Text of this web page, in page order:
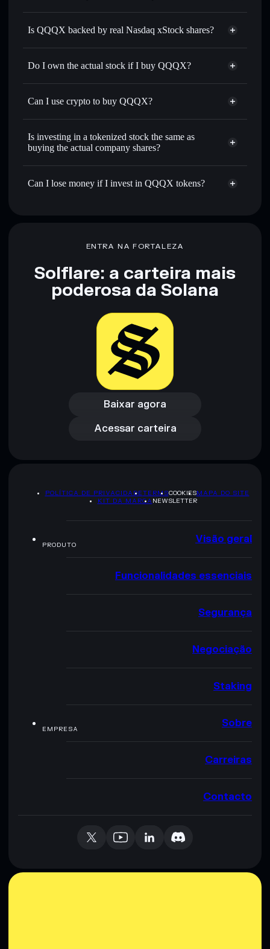
Is QQQX backed by real Nasdaq xStock shares?
Do I own the actual stock if I buy QQQX?
Can I use crypto to buy QQQX?
Is investing in a tokenized stock the same as
buying the actual company shares?
Can I lose money if I invest in QQQX tokens?
ENTRA NA FORTALEZA
Solflare: a carteira mais
poderosa da Solana
Baixar agora
Baixar agora
Acessar carteira
Acessar carteira
POLÍTICA DE PRIVACIDADETERMSCOOKIESMAPA DO SITE
KIT DA MARCA NEWSLETTER
PRODUTO Visão geral
Funcionalidades essenciais
Segurança
Negociação
Staking
EMPRESA Sobre
Carreiras
Contacto